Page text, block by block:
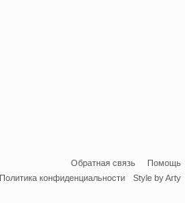
Обратная связь
Помощь
Политика конфиденциальности
Style by Arty